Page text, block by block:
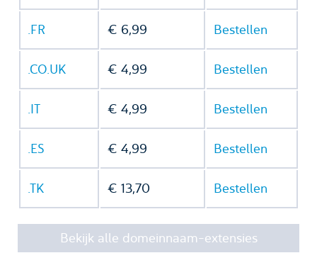
.FR € 6,99 Bestellen
.CO.UK € 4,99 Bestellen
.IT € 4,99 Bestellen
.ES € 4,99 Bestellen
.TK € 13,70 Bestellen
Bekijk alle domeinnaam-extensies